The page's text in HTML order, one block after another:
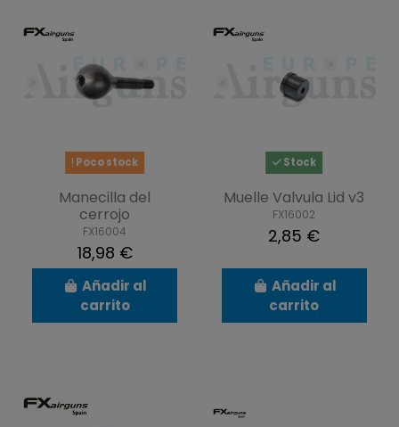
Poco stock
Manecilla del
cerrojo
FX16004
18,98 €
Añadir al
carrito
Stock
Muelle Valvula Lid v3
FX16002
2,85 €
Añadir al
carrito